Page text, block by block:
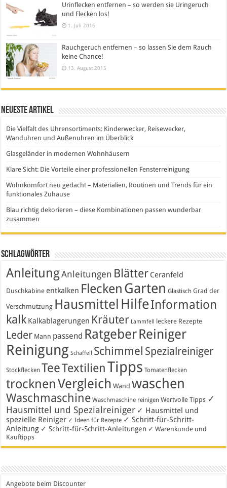
Urinflecken entfernen – so werden sie Uringeruch
und Flecken los!
1. Juli 2016
Rauchgeruch entfernen – so lassen Sie dem Rauch
keine Chance!
13. August 2015
Neueste Artikel
Die Vielfalt des Uhrensortiments: Kinderwecker, Reisewecker,
Wanduhren und Außenuhren im Überblick
Glasgeländer in modernen Wohnhäusern
Klare Sicht: Die Vorteile einer professionellen Fensterreinigung
Wohnkomfort neu gedacht – Materialien, Routinen und Trends für ein
funktionales Zuhause
Blau richtig dekorieren – diese Kombinationen passen wunderbar
zusammen
Schlagwörter
AnleitungAnleitungen Blätter Ceranfeld
Duschkabine entkalken Flecken Garten Glastisch Grad der
Verschmutzung Hausmittel HilfeInformation
kalk Kalkablagerungen Kräuter Lammfell leckere Rezepte
Leder Mann passend RatgeberReiniger
Reinigung Schaffell Schimmel Spezialreiniger
Stockflecken TeeTextilienTipps Tomatenflecken
trocknenVergleich Wand waschen
Waschmaschine Waschmaschine reinigen Wertvolle Tipps ✓
Hausmittel und Spezialreiniger ✓ Hausmittel und
spezielle Reiniger ✓ Ideen für Rezepte ✓ Schritt-für-Schritt-
Anleitung ✓ Schritt-für-Schritt-Anleitungen ✓ Warenkunde und
Kauftipps
Angebote beim Discounter